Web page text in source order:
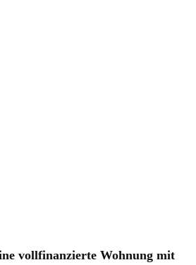
vollfinanzierte Wohnung mit